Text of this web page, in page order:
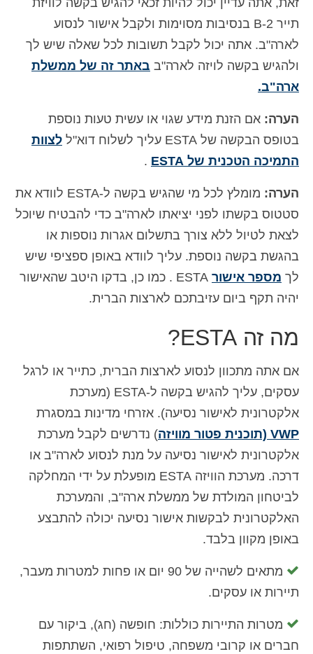
זאת, אתה עדיין יכול להיות זכאי להגיש בקשה לוויזת
תייר B-2 בנסיבות מסוימות ולקבל אישור לנסוע
לארה"ב. אתה יכול לקבל תשובות לכל שאלה שיש לך
ולהגיש בקשה לויזה לארה"ב באתר זה של ממשלת
ארה"ב.
הערה: אם הזנת מידע שגוי או עשית טעות נוספת
בטופס הבקשה של ESTA עליך לשלוח דוא"ל
לצוות
התמיכה הטכנית של ESTA
.
הערה:
מומלץ לכל מי שהגיש בקשה ל-ESTA לוודא את
סטטוס בקשתו לפני יציאתו לארה"ב כדי להבטיח שיוכל
לצאת לטיול ללא צורך בתשלום אגרות נוספות או
בהגשת בקשה נוספת. עליך לוודא באופן ספציפי שיש
לך מספר אישור
ESTA . כמו כן, בדקו היטב שהאישור
יהיה תקף ביום עזיבתכם לארצות הברית.
מה זה ESTA?
אם אתה מתכוון לנסוע לארצות הברית, כתייר או לרגל
עסקים, עליך להגיש בקשה ל-ESTA (מערכת
אלקטרונית לאישור נסיעה). אזרחי מדינות במסגרת
VWP (תוכנית פטור מוויזה
) נדרשים לקבל מערכת
אלקטרונית לאישור נסיעה על מנת לנסוע לארה"ב או
דרכה. מערכת הוויזה ESTA מופעלת על ידי המחלקה
לביטחון המולדת של ממשלת ארה"ב, והמערכת
האלקטרונית לבקשות אישור נסיעה יכולה להתבצע
באופן מקוון בלבד.
מתאים לשהייה של 90 יום או פחות למטרות מעבר,
תיירות או עסקים.
מטרות התיירות כוללות: חופשה (חג), ביקור עם
חברים או קרובי משפחה, טיפול רפואי, השתתפות